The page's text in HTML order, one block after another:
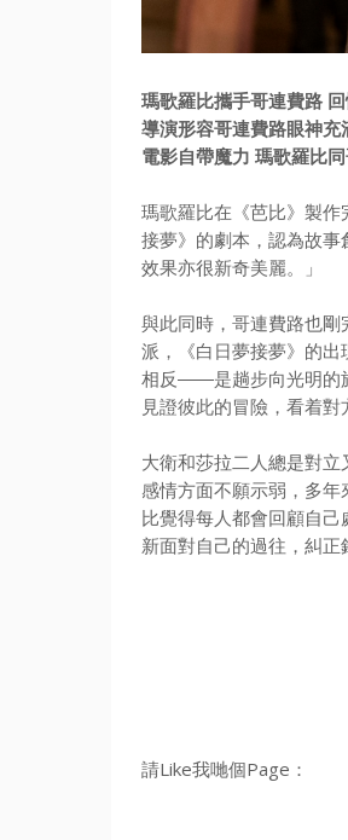
瑪歌羅比攜手哥連費路
導演形容哥連費路眼神充
電影自帶魔力 瑪歌羅比
瑪歌羅比在《芭比》製作
接夢》 的劇本，認為故事
效果亦很新奇美麗。」
與此同時，哥連費路也剛
派，《白日夢接夢》的出
相反——是趟步向光明的
見證彼此的冒險，看着對
大衛和莎拉二人總是對立
感情方面不願示弱，多年
比覺得每人都會回顧自己
新面對自己的過往，糾正
請Like我哋個Page：